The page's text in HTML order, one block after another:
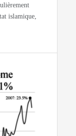
islamique,